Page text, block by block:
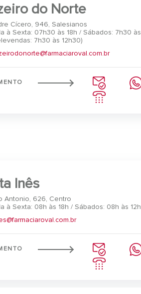
do Norte
Cícero, 946, Salesianos
à Sexta: 07h30 às 18h / Sábados: 7h30 às
7h30 às 12h30)
Inês
Antonio, 626, Centro
à Sexta: 08h às 18h / Sábados: 08h às 12h